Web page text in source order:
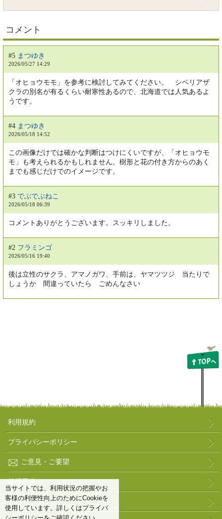
当サイトでは、利用状況の把握やお
客様の利便性向上のためにCookieを
使用しています。詳しくはプライバ
コメント
#5 まつゆき
2026/05/27 14:29
「オヒョウモモ」を参考に検討してみてください。 シベリアザ
クラの別名が有るくらい耐寒性あるので、北海道では人気あるよ
うです。
#4 まつゆき
2026/05/18 14:52
この画像だけでは確かな判断はつけにくいですが、「オヒョウモ
モ」も考えられるかもしれません。樹形と花の付き方からのあく
までも感じだけでのイメージです。
#3 でぶでぶねこ
2026/05/18 06:39
コメントありがとうございます。スッキリしました。
#2 フラミンゴ
2026/05/16 19:40
後は立性のサクラ、アマノガワ、手前は、ヤマツツジ 当たりで
しょうか 間違っていたら ごめんなさい
利用規約
プライバシーポリシー
ご意見・ご要望
後援団体
運営：Aboc